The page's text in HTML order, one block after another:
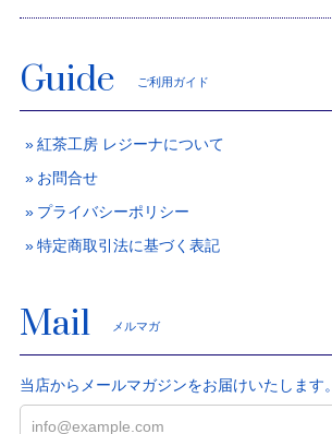
Guide ご利用ガイド
紅茶工房 レジーナについて
お問合せ
プライバシーポリシー
特定商取引法に基づく表記
Mail メルマガ
当店からメールマガジンをお届けいたします。